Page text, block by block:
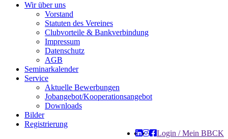
Wir über uns
Vorstand
Statuten des Vereines
Clubvorteile & Bankverbindung
Impressum
Datenschutz
AGB
Seminarkalender
Service
Aktuelle Bewerbungen
Jobangebot/Kooperationsangebot
Downloads
Bilder
Registrierung
Login / Mein BBCK